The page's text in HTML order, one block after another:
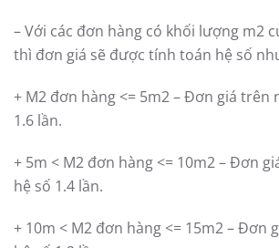
– Với các đơn hàng có khối lượng m2
thì đơn giá sẽ được tính toán hệ số
+ M2 đơn hàng <= 5m2 – Đơn giá trên
1.6 lần.
+ 5m < M2 đơn hàng <= 10m2 – Đơn
hệ số 1.4 lần.
+ 10m < M2 đơn hàng <= 15m2 – Đơn